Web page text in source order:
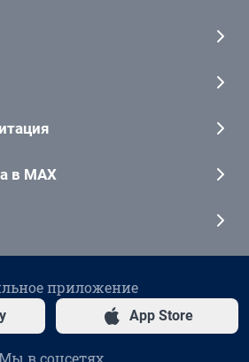
в MAX
приложение
App Store
в соцсетях